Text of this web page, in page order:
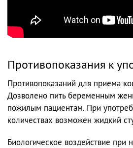
Противопоказания к
Противопоказаний для приема
Дозволено пить беременным
пожилым пациентам. При
количествах возможен жидкий
Биологическое воздействие при